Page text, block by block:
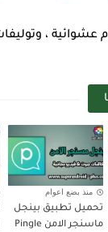
منذ بضع اعوام
تحميل تطبيق بينجل
ماسنجر الامن Pingle